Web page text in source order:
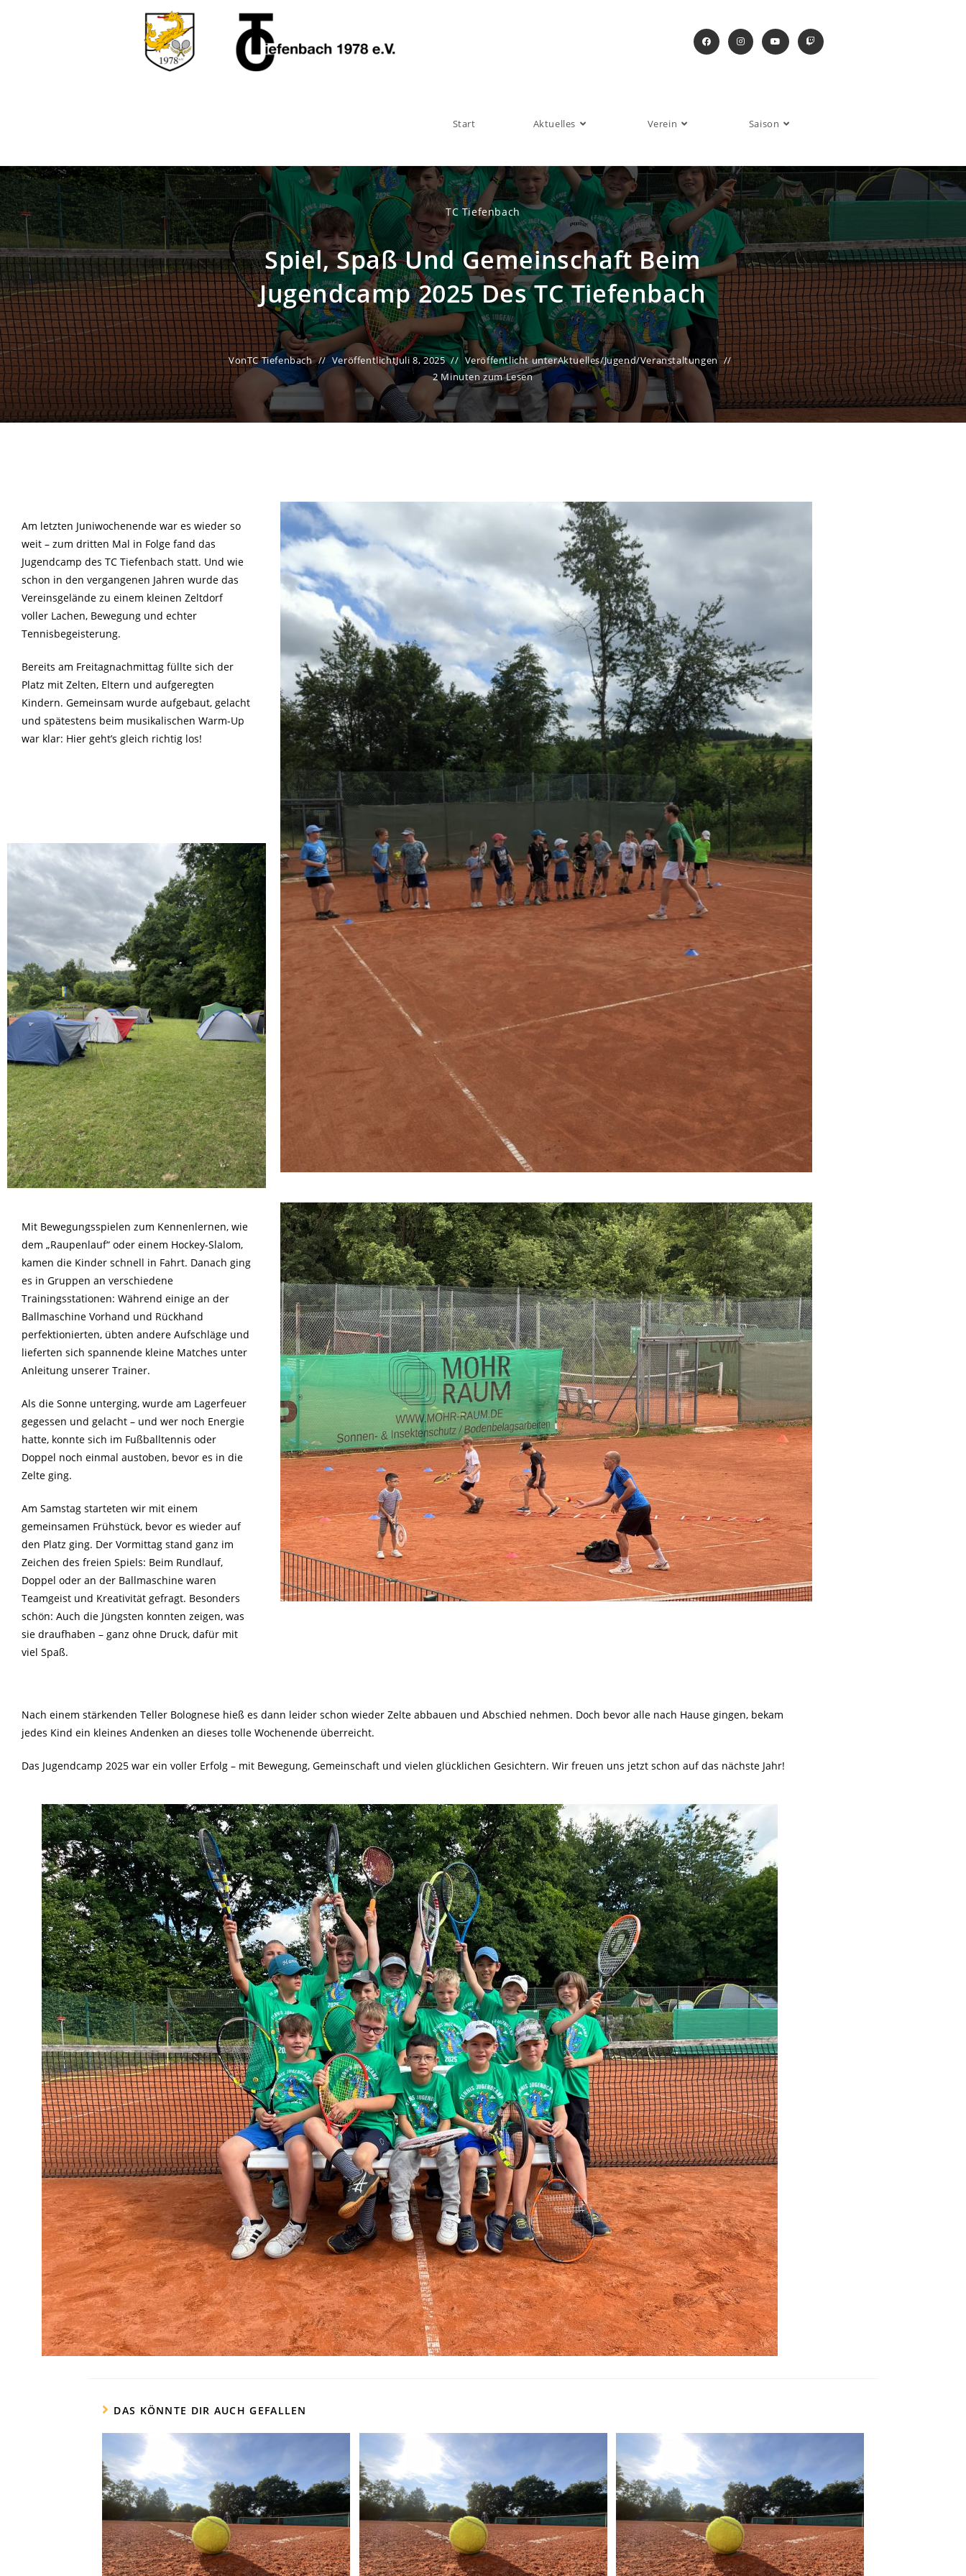
Start Aktuelles Verein Saison
TC Tiefenbach
Spiel, Spaß Und Gemeinschaft Beim
Jugendcamp 2025 Des TC Tiefenbach
VonTC Tiefenbach VeröffentlichtJuli 8, 2025 Veröffentlicht unterAktuelles/Jugend/Veranstaltungen
2 Minuten zum Lesen
Am letzten Juniwochenende war es wieder so
weit – zum dritten Mal in Folge fand das
Jugendcamp des TC Tiefenbach statt. Und wie
schon in den vergangenen Jahren wurde das
Vereinsgelände zu einem kleinen Zeltdorf
voller Lachen, Bewegung und echter
Tennisbegeisterung.
Bereits am Freitagnachmittag füllte sich der
Platz mit Zelten, Eltern und aufgeregten
Kindern. Gemeinsam wurde aufgebaut, gelacht
und spätestens beim musikalischen Warm-Up
war klar: Hier geht’s gleich richtig los!
Mit Bewegungsspielen zum Kennenlernen, wie
dem „Raupenlauf“ oder einem Hockey-Slalom,
kamen die Kinder schnell in Fahrt. Danach ging
es in Gruppen an verschiedene
Trainingsstationen: Während einige an der
Ballmaschine Vorhand und Rückhand
perfektionierten, übten andere Aufschläge und
lieferten sich spannende kleine Matches unter
Anleitung unserer Trainer.
Als die Sonne unterging, wurde am Lagerfeuer
gegessen und gelacht – und wer noch Energie
hatte, konnte sich im Fußballtennis oder
Doppel noch einmal austoben, bevor es in die
Zelte ging.
Am Samstag starteten wir mit einem
gemeinsamen Frühstück, bevor es wieder auf
den Platz ging. Der Vormittag stand ganz im
Zeichen des freien Spiels: Beim Rundlauf,
Doppel oder an der Ballmaschine waren
Teamgeist und Kreativität gefragt. Besonders
schön: Auch die Jüngsten konnten zeigen, was
sie draufhaben – ganz ohne Druck, dafür mit
viel Spaß.
Nach einem stärkenden Teller Bolognese hieß es dann leider schon wieder Zelte abbauen und Abschied nehmen. Doch bevor alle nach Hause gingen, bekam
jedes Kind ein kleines Andenken an dieses tolle Wochenende überreicht.
Das Jugendcamp 2025 war ein voller Erfolg – mit Bewegung, Gemeinschaft und vielen glücklichen Gesichtern. Wir freuen uns jetzt schon auf das nächste Jahr!
DAS KÖNNTE DIR AUCH GEFALLEN